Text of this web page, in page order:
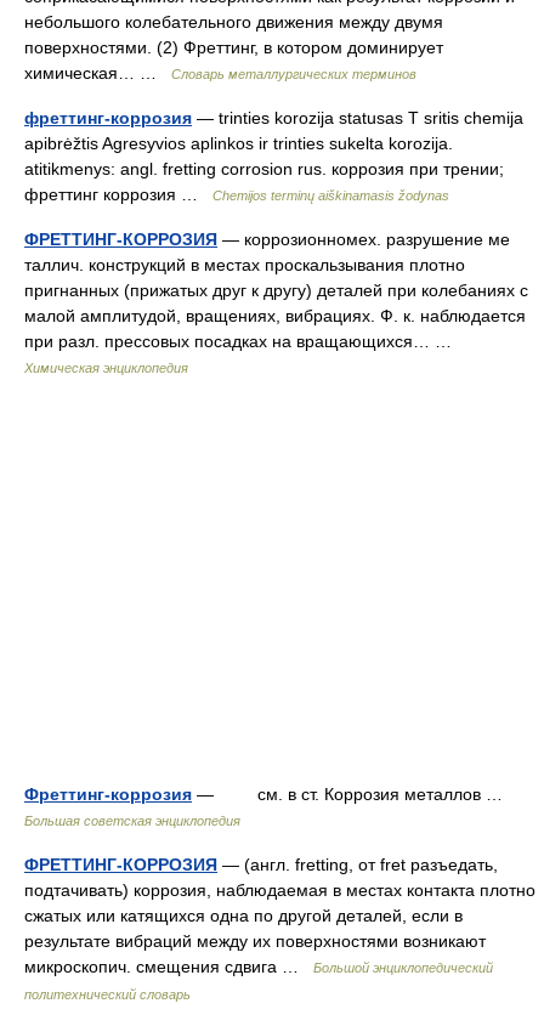
небольшого колебательного движения между двумя
поверхностями. (2) Фреттинг, в котором доминирует
химическая… …
Словарь металлургических терминов
фреттинг-коррозия — trinties korozija statusas T sritis chemija
apibrėžtis Agresyvios aplinkos ir trinties sukelta korozija.
atitikmenys: angl. fretting corrosion rus. коррозия при трении;
фреттинг коррозия …
Chemijos terminų aiškinamasis žodynas
ФРЕТТИНГ-КОРРОЗИЯ — коррозионномех. разрушение ме
таллич. конструкций в местах проскальзывания плотно
пригнанных (прижатых друг к другу) деталей при колебаниях с
малой амплитудой, вращениях, вибрациях. Ф. к. наблюдается
при разл. прессовых посадках на вращающихся… …
Химическая энциклопедия
Фреттинг-коррозия — см. в ст. Коррозия металлов …
Большая советская энциклопедия
ФРЕТТИНГ-КОРРОЗИЯ — (англ. fretting, от fret разъедать,
подтачивать) коррозия, наблюдаемая в местах контакта плотно
сжатых или катящихся одна по другой деталей, если в
результате вибраций между их поверхностями возникают
микроскопич. смещения сдвига …
Большой энциклопедический
политехнический словарь